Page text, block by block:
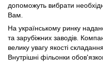
допоможуть вибрати
Вам.
На українському ринку
та зарубіжних заводів.
велику увагу якості
Внутрішні фільонки